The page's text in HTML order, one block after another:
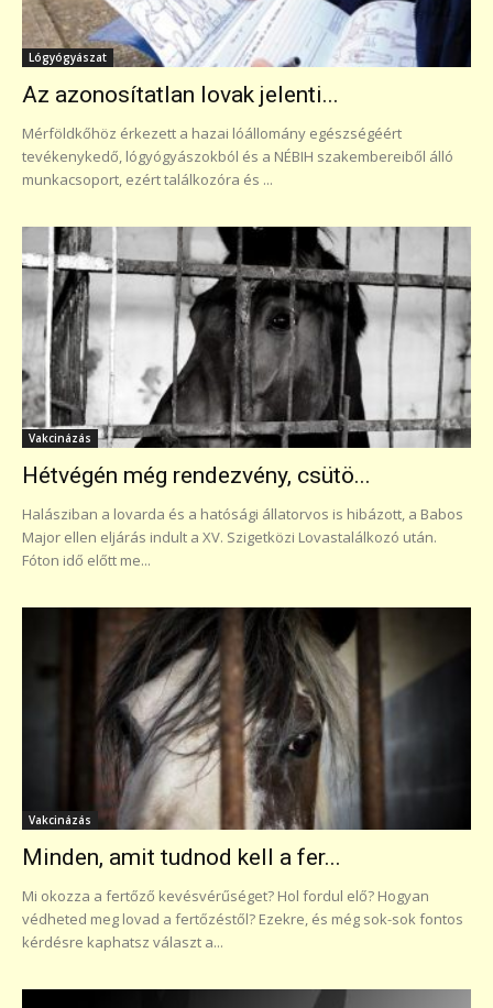
Lógyógyászat
Az azonosítatlan lovak jelenti...
Mérföldkőhöz érkezett a hazai lóállomány egészségéért
tevékenykedő, lógyógyászokból és a NÉBIH szakembereiből álló
munkacsoport, ezért találkozóra és ...
Vakcinázás
Hétvégén még rendezvény, csütö...
Halásziban a lovarda és a hatósági állatorvos is hibázott, a Babos
Major ellen eljárás indult a XV. Szigetközi Lovastalálkozó után.
Fóton idő előtt me...
Vakcinázás
Minden, amit tudnod kell a fer...
Mi okozza a fertőző kevésvérűséget? Hol fordul elő? Hogyan
védheted meg lovad a fertőzéstől? Ezekre, és még sok-sok fontos
kérdésre kaphatsz választ a...